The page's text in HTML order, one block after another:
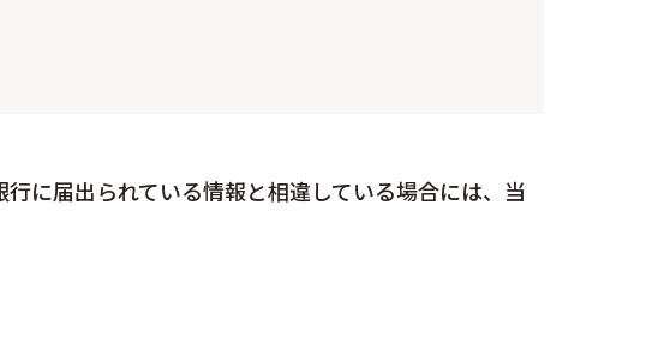
に届出られている情報と相違している場合には、当